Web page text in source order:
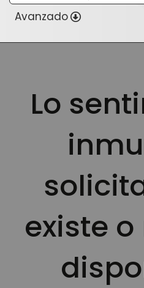
Avanzado
Lo
existe